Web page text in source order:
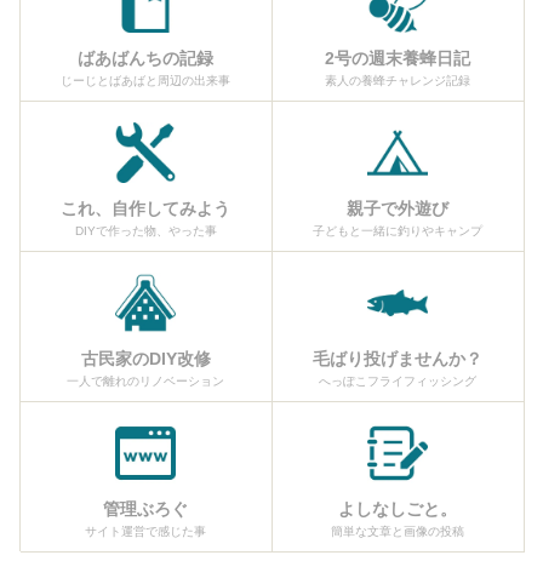
ばあばんちの記録
じーじとばあばと周辺の出来事
2号の週末養蜂日記
素人の養蜂チャレンジ記録
これ、自作してみよう
DIYで作った物、やった事
親子で外遊び
子どもと一緒に釣りやキャンプ
古民家のDIY改修
一人で離れのリノベーション
毛ばり投げませんか？
へっぽこフライフィッシング
管理ぶろぐ
サイト運営で感じた事
よしなしごと。
簡単な文章と画像の投稿